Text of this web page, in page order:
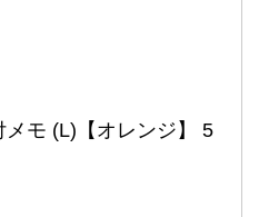
モ (L)【オレンジ】 5